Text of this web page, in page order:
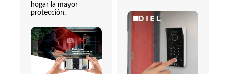
hogar la mayor
protección.